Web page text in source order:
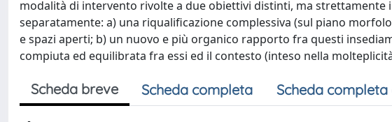
modalità di intervento rivolte a due obiettivi distinti, ma
separatamente: a) una riqualificazione complessiva (sul piano
e spazi aperti; b) un nuovo e più organico rapporto fra questi
compiuta ed equilibrata fra essi ed il contesto (inteso nella
Scheda breve Scheda completa Scheda completa